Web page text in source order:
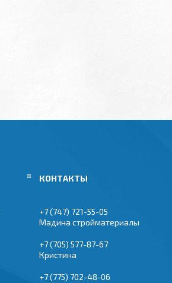
+7 (747) 721-55-05
Мадина стройматериалы
+7 (705) 577-87-67
Кристина
+7 (775) 702-48-06